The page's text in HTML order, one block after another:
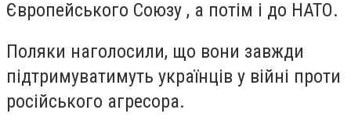
Європейського Союзу , а потім і до НАТО.
Поляки наголосили, що вони завжди
підтримуватимуть українців у війні проти
російського агресора.